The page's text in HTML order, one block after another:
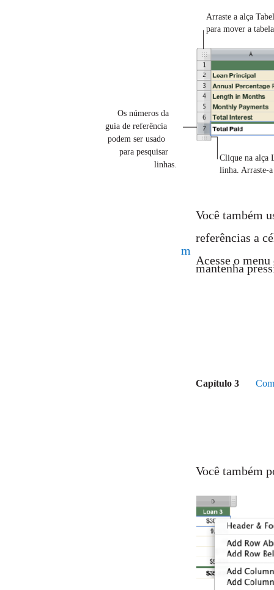
Capítulo 3
Arraste a alça
para mover a
Os números da
guia de referência
podem ser usado
para pesquisar
linhas.
Clique na alça
linha. Arraste-
Você também
referências a
Acesse o
m
mantenha
Você também